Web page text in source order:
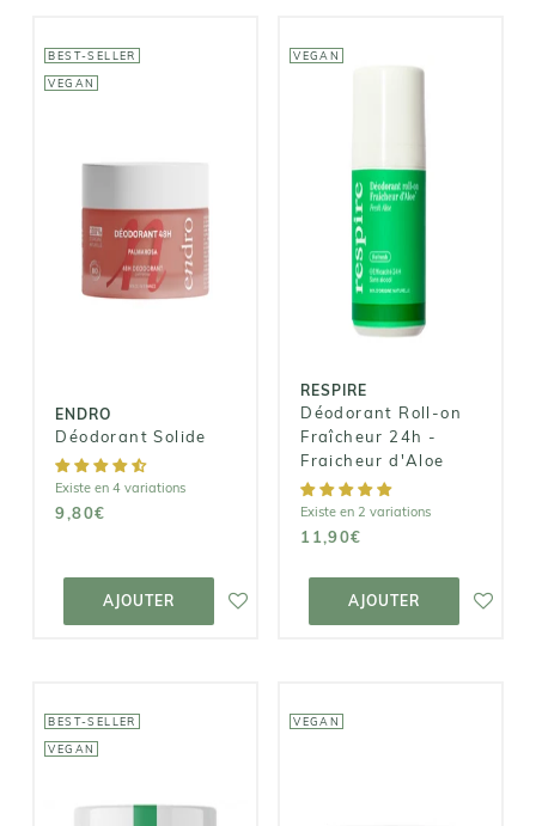
BEST-SELLER
VEGAN
ENDRO
Déodorant Solide
Existe en 4 variations
9,80€
AJOUTER
ENDRO
Déodorant
Solide
AJOUTER AU
PANIER
VEGAN
RESPIRE
Déodorant Roll-on
Fraîcheur 24h -
Fraicheur d'Aloe
Existe en 2 variations
11,90€
AJOUTER
RESPIRE
Déodorant
Roll-on
Fraîcheur 24h
- Fraicheur
d'Aloe
AJOUTER AU
PANIER
BEST-SELLER
VEGAN
VEGAN